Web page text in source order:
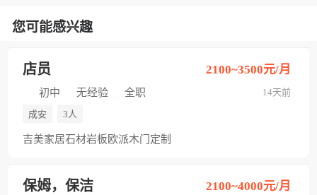
您可能感兴趣
店员
14天前
2100~3500元/月
初中 无经验 全职
成安 3人
吉美家居石材岩板欧派木门定制
保姆，保洁 2100~4000元/月